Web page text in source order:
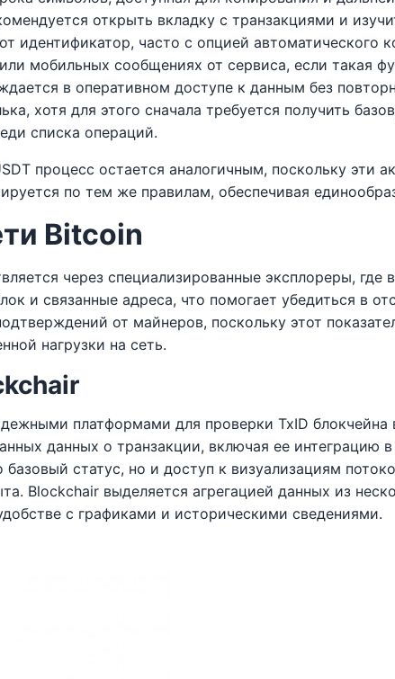
открыть вкладку с транзакциями и
идентификатор, часто с опцией автоматического
мобильных сообщениях от сервиса, если такая
в оперативном доступе к данным без
хотя для этого сначала требуется получить
списка операций.
процесс остается аналогичным, поскольку эти
по тем же правилам, обеспечивая
Bitcoin
через специализированные эксплореры,
и связанные адреса, что помогает убедиться в
от майнеров, поскольку этот
нагрузки на сеть.
платформами для проверки TxID блокчейна
данных о транзакции, включая ее интеграцию
статус, но и доступ к визуализациям
Blockchair выделяется агрегацией данных из
с графиками и историческими сведениями.